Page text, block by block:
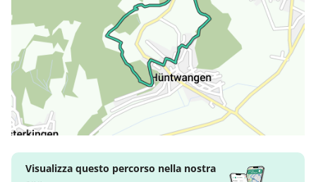
Visualizza questo percorso nella nostra